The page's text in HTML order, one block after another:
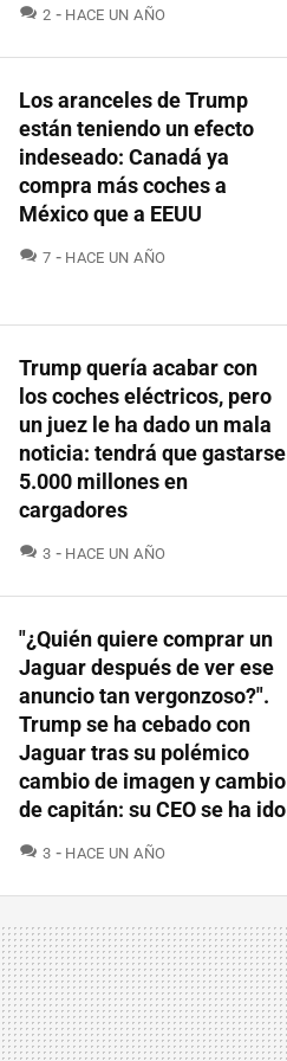
2 COMENTARIOS
HACE UN AÑO
Los aranceles de Trump
están teniendo un efecto
indeseado: Canadá ya
compra más coches a
México que a EEUU
7 COMENTARIOS
HACE UN AÑO
Trump quería acabar con
los coches eléctricos, pero
un juez le ha dado un mala
noticia: tendrá que gastarse
5.000 millones en
cargadores
3 COMENTARIOS
HACE UN AÑO
"¿Quién quiere comprar un
Jaguar después de ver ese
anuncio tan vergonzoso?".
Trump se ha cebado con
Jaguar tras su polémico
cambio de imagen y cambio
de capitán: su CEO se ha ido
3 COMENTARIOS
HACE UN AÑO